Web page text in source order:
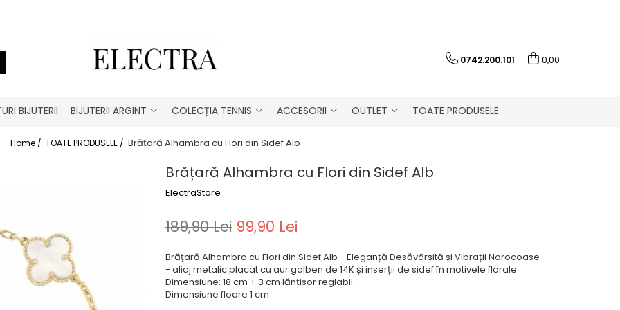
0742.200.101 0,00
BIJUTERII BIJUTERII ARGINT COLECȚIA TENNIS ACCESORII OUTLET TOATE PRODUSELE
Home / TOATE PRODUSELE / Brățară Alhambra cu Flori din Sidef Alb
Brățară Alhambra cu Flori din Sidef Alb
ElectraStore
189,90 Lei 99,90 Lei
Brățară Alhambra cu Flori din Sidef Alb - Eleganță Desăvârșită și Vibrații Norocoase
- aliaj metalic placat cu aur galben de 14K și inserții de sidef în motivele florale
Dimensiune: 18 cm + 3 cm lănțisor reglabil
Dimensiune floare 1 cm